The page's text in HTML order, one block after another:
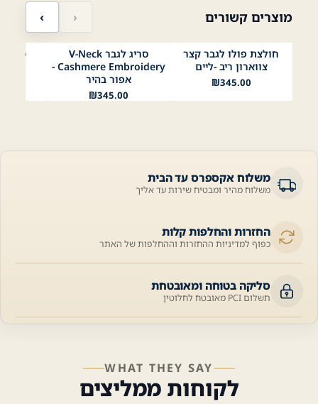
מוצרים קשורים ‹ ›
לבן שחורתכלתירוק בהיר
בז׳
תפוח
Mustard
ליים 1
חולצת פולו לגבר קצר
צווארון ריב -ליים
₪345.00
אפור כההאפור בהיר
שחור
סריג לגבר V-Neck
Cashmere Embroidery -
אפור בהיר
₪345.00
משלוח אקספרס עד הבית
משלוח מהיר ומבטיח שירות עד אליך
החזרות והחלפות קלות
כפוף למדיניות ההחזרות וההחלפות של האתר
סליקה בטוחה ומאובטחת
תשלום PCI מאובטח לחלוטין
WHAT THEY SAY
לקוחות ממליצים